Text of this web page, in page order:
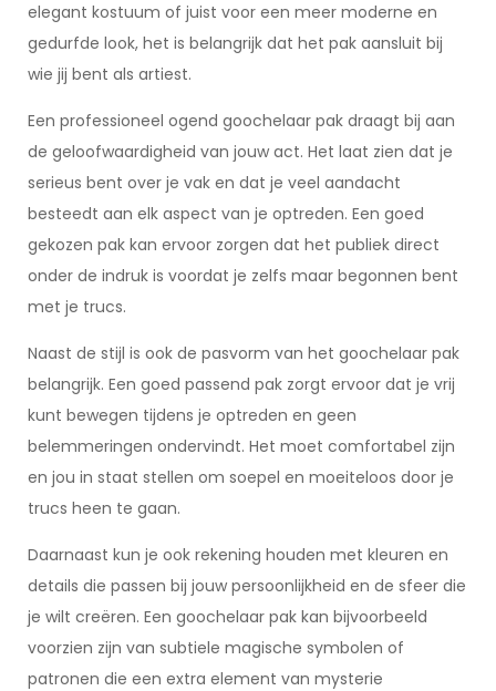
elegant kostuum of juist voor een meer moderne en
gedurfde look, het is belangrijk dat het pak aansluit bij
wie jij bent als artiest.
Een professioneel ogend goochelaar pak draagt bij aan
de geloofwaardigheid van jouw act. Het laat zien dat je
serieus bent over je vak en dat je veel aandacht
besteedt aan elk aspect van je optreden. Een goed
gekozen pak kan ervoor zorgen dat het publiek direct
onder de indruk is voordat je zelfs maar begonnen bent
met je trucs.
Naast de stijl is ook de pasvorm van het goochelaar pak
belangrijk. Een goed passend pak zorgt ervoor dat je vrij
kunt bewegen tijdens je optreden en geen
belemmeringen ondervindt. Het moet comfortabel zijn
en jou in staat stellen om soepel en moeiteloos door je
trucs heen te gaan.
Daarnaast kun je ook rekening houden met kleuren en
details die passen bij jouw persoonlijkheid en de sfeer die
je wilt creëren. Een goochelaar pak kan bijvoorbeeld
voorzien zijn van subtiele magische symbolen of
patronen die een extra element van mysterie